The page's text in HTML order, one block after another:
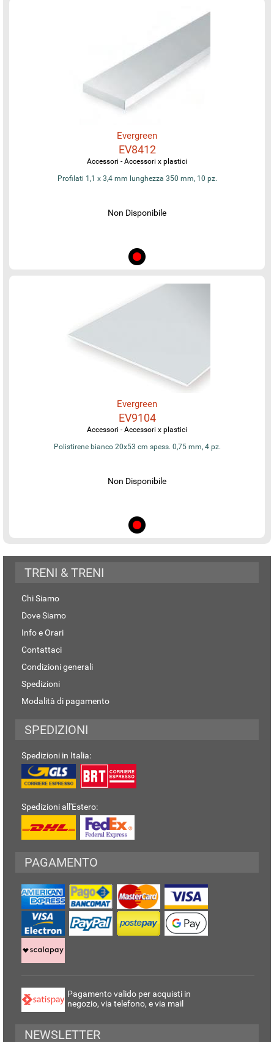
Evergreen
EV8412
Accessori - Accessori x plastici
Profilati 1,1 x 3,4 mm lunghezza 350 mm, 10 pz.
Non Disponibile
Evergreen
EV9104
Accessori - Accessori x plastici
Polistirene bianco 20x53 cm spess. 0,75 mm, 4 pz.
Non Disponibile
TRENI & TRENI
Chi Siamo
Dove Siamo
Info e Orari
Contattaci
Condizioni generali
Spedizioni
Modalità di pagamento
SPEDIZIONI
Spedizioni in Italia:
Spedizioni all'Estero:
PAGAMENTO
Pagamento valido per acquisti in
negozio, via telefono, e via mail
NEWSLETTER